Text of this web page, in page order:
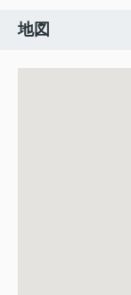
地図